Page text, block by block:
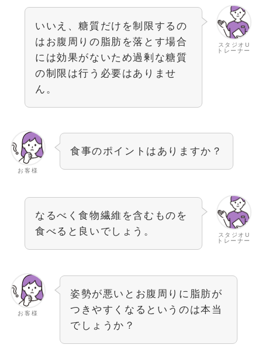
スタジオU
トレーナー
いいえ、糖質だけを制限するの
はお腹周りの脂肪を落とす場合
には効果がないため過剰な糖質
の制限は行う必要はありませ
ん。
お客様
食事のポイントはありますか？
スタジオU
トレーナー
なるべく食物繊維を含むものを
食べると良いでしょう。
お客様
姿勢が悪いとお腹周りに脂肪が
つきやすくなるというのは本当
でしょうか？